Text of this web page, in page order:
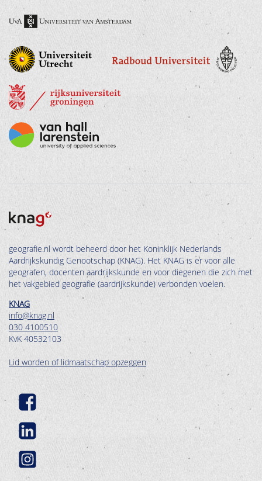
geografie.nl wordt beheerd door het Koninklijk Nederlands
Aardrijkskundig Genootschap (KNAG). Het KNAG is er voor alle
geografen, docenten aardrijkskunde en voor diegenen die zich met
het vakgebied geografie (aardrijkskunde) verbonden voelen.
KNAG
info@knag.nl
030 4100510
KvK 40532103
Lid worden of lidmaatschap opzeggen